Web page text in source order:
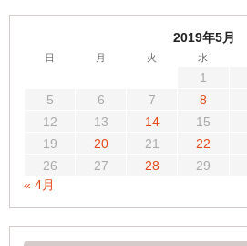
2019年5月
日 月 火 水
1
5
6 7 8
12
13 14 15
19
20 21 22
26
27 28 29
« 4月